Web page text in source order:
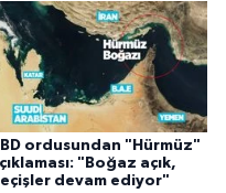
ordusundan "Hürmüz"
"Boğaz açık,
devam ediyor"